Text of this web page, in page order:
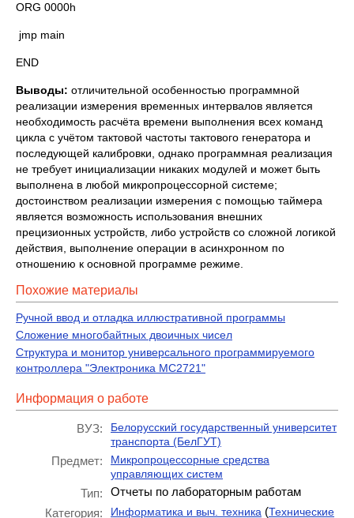
ORG 0000h
jmp main
END
Выводы: отличительной особенностью программной
реализации измерения временных интервалов является
необходимость расчёта времени выполнения всех команд
цикла с учётом тактовой частоты тактового генератора и
последующей калибровки, однако программная реализация
не требует инициализации никаких модулей и может быть
выполнена в любой микропроцессорной системе;
достоинством реализации измерения с помощью таймера
является возможность использования внешних
прецизионных устройств, либо устройств со сложной логикой
действия, выполнение операции в асинхронном по
отношению к основной программе режиме.
Похожие материалы
Ручной ввод и отладка иллюстративной программы
Сложение многобайтных двоичных чисел
Структура и монитор универсального программируемого
контроллера "Электроника МС2721"
Информация о работе
ВУЗ:
Белорусский государственный университет
транспорта (БелГУТ)
Предмет:
Микропроцессорные средства
управляющих систем
Тип:
Отчеты по лабораторным работам
Категория:
Информатика и выч. техника (Технические